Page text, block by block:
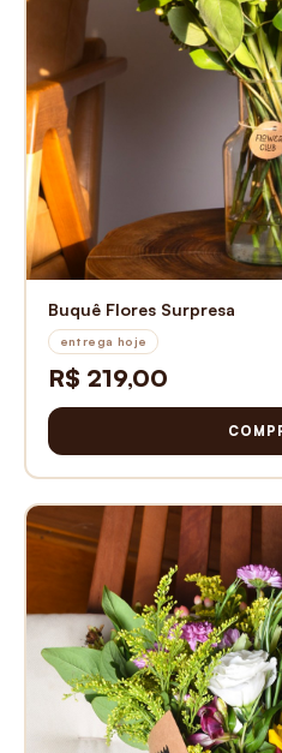
Buquê Flores Surpresa
entrega hoje
R$ 219,00